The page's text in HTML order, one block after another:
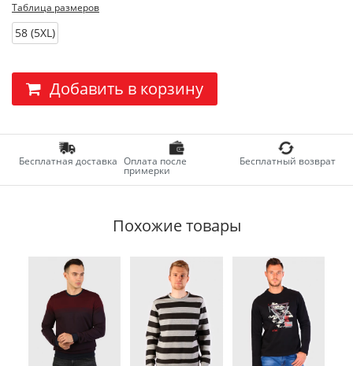
Таблица размеров
58 (5XL)
Добавить в корзину
Бесплатная доставка Оплата после
примерки
Бесплатный возврат
Похожие товары